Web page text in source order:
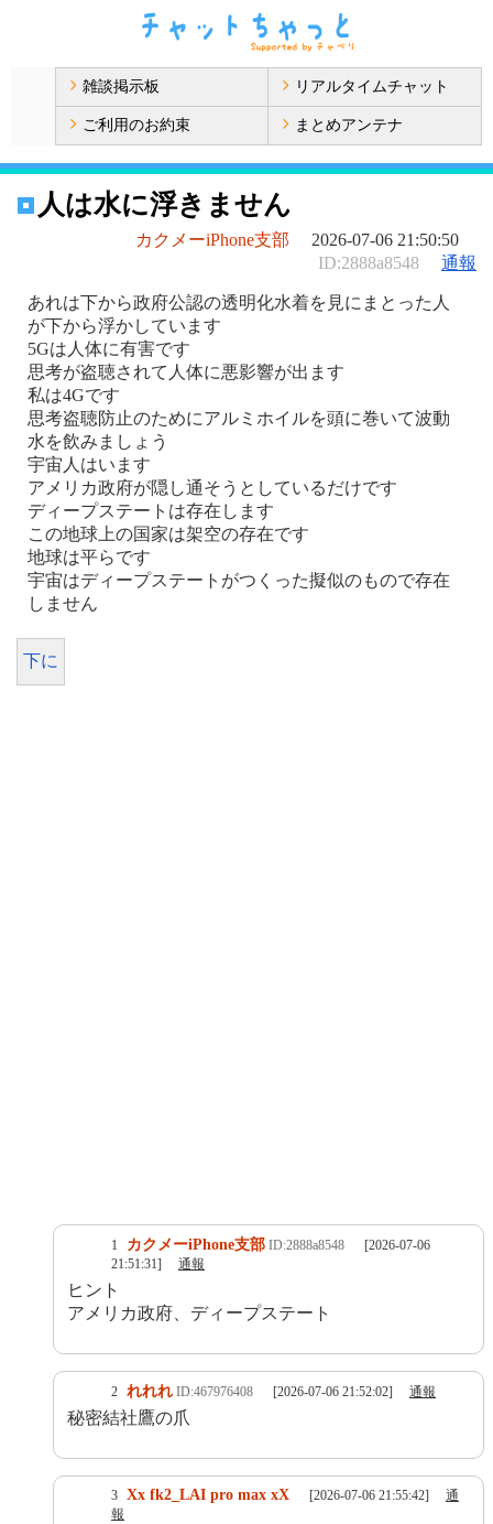
雑談掲示板 リアルタイムチャット
ご利用のお約束 まとめアンテナ
人は水に浮きません
カクメーiPhone支部
2026-07-06 21:50:50
ID:2888a8548
通報
あれは下から政府公認の透明化水着を見にまとった人
が下から浮かしています
5Gは人体に有害です
思考が盗聴されて人体に悪影響が出ます
私は4Gです
思考盗聴防止のためにアルミホイルを頭に巻いて波動
水を飲みましょう
宇宙人はいます
アメリカ政府が隠し通そうとしているだけです
ディープステートは存在します
この地球上の国家は架空の存在です
地球は平らです
宇宙はディープステートがつくった擬似のもので存在
しません
下に
1 カクメーiPhone支部 ID:2888a8548
[2026-07-06
21:51:31]
通報
ヒント
アメリカ政府、ディープステート
2 れれれ ID:467976408 [2026-07-06 21:52:02] 通報
秘密結社鷹の爪
3 Xx fk2_LAI pro max xX [2026-07-06 21:55:42]
通
報